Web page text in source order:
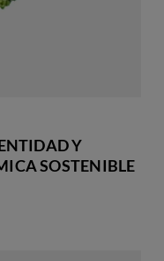
Y
SOSTENIBLE